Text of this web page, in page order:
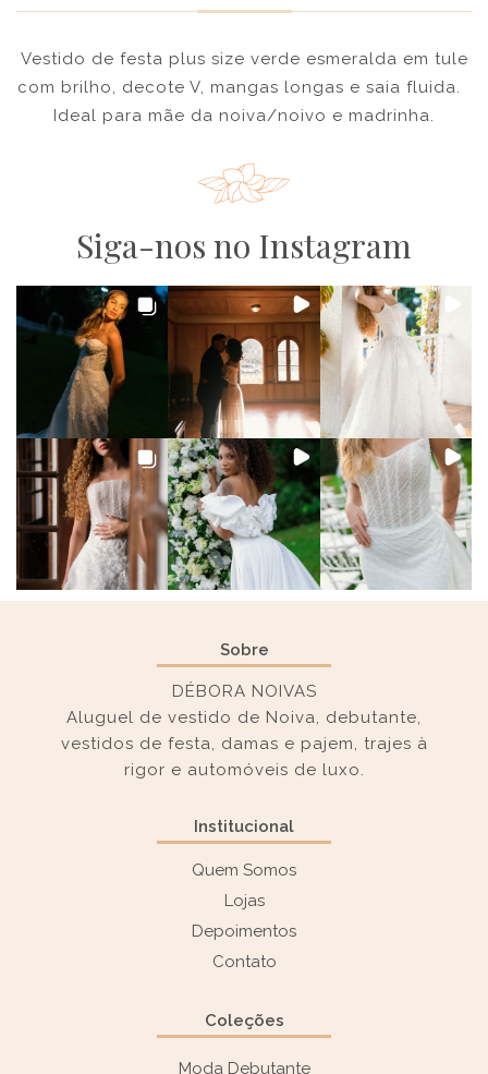
Vestido de festa plus size verde esmeralda em tule
com brilho, decote V, mangas longas e saia fluida.
Ideal para mãe da noiva/noivo e madrinha.
Siga-nos no Instagram
Sobre
DÉBORA NOIVAS
Aluguel de vestido de Noiva, debutante,
vestidos de festa, damas e pajem, trajes à
rigor e automóveis de luxo.
Institucional
Quem Somos
Lojas
Depoimentos
Contato
Coleções
Moda Debutante